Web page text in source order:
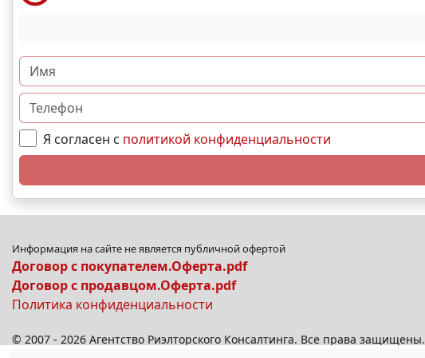
Я согласен с политикой конфиденциальности
Информация на сайте не является публичной офертой
Договор с покупателем.Оферта.pdf
Договор с продавцом.Оферта.pdf
Политика конфиденциальности
© 2007 - 2026 Агентство Риэлторского Консалтинга. Все права защищены.